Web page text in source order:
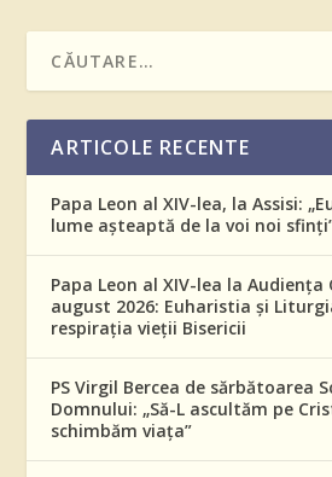
ARTICOLE RECENTE
Papa Leon al XIV-lea, la Assisi:
lume așteaptă de la voi noi
Papa Leon al XIV-lea la Audiența
august 2026: Euharistia și
respirația vieții Bisericii
PS Virgil Bercea de sărbătoarea
Domnului: „Să-L ascultăm pe
schimbăm viața”